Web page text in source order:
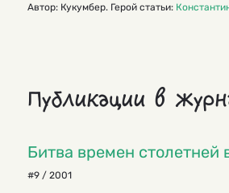
Автор: Кукумбер. Герой статьи:
Публикации в
Битва времен столетней
#9 / 2001